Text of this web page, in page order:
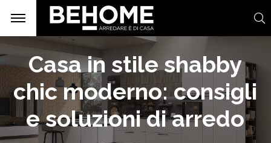
Casa in stile shabby
chic moderno: consigli
e soluzioni di arredo